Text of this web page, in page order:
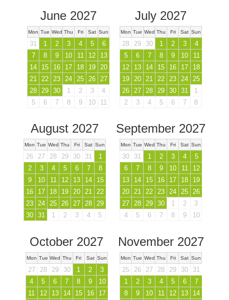
June 2027
Mon Tue Wed Thu Fri Sat Sun
31 1 2 3 4 5
6
7
8 9 10 11 12
13
14
15 16 17 18 19 20
21 22 23 24 25 26 27
28 29 30 1 2 3
4
5
6 7 8 9 10 11
July 2027
Mon Tue Wed Thu Fri Sat Sun
28 29 30 1 2 3
4
5
6 7 8 9 10
11
12
13 14 15 16 17
18
19 20 21 22 23 24 25
26 27 28 29 30 31
1
2
3 4 5 6 7 8
August 2027
Mon Tue Wed Thu Fri Sat Sun
26 27 28 29 30 31
1
2
3 4 5 6 7
8
9
10 11 12 13 14
15
16
17 18 19 20 21 22
23 24 25 26 27 28 29
30 31 1 2 3 4 5
September 2027
Mon Tue Wed Thu Fri Sat Sun
30 31 1 2 3 4
5
6
7 8 9 10 11
12
13
14 15 16 17 18
19
20 21 22 23 24 25 26
27 28 29 30 1 2
3
4
5 6 7 8 9 10
October 2027
Mon Tue Wed Thu Fri Sat Sun
27 28 29 30 1 2
3
4
5 6 7 8 9
10
11
12 13 14 15 16
17
November 2027
Mon Tue Wed Thu Fri Sat Sun
25 26 27 28 29 30
31
1
2 3 4 5 6
7
8
9 10 11 12 13
14